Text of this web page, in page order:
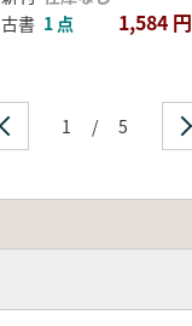
古書 1 点 1,584 円
1 / 5